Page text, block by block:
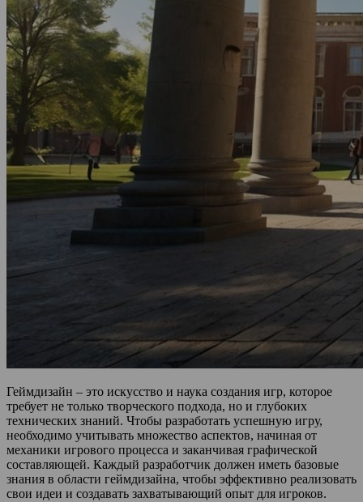
Геймдизайн – это искусство и наука создания игр, которое
требует не только творческого подхода, но и глубоких
технических знаний. Чтобы разработать успешную игру,
необходимо учитывать множество аспектов, начиная от
механики игрового процесса и заканчивая графической
составляющей. Каждый разработчик должен иметь базовые
знания в области геймдизайна, чтобы эффективно реализовать
свои идеи и создавать захватывающий опыт для игроков.